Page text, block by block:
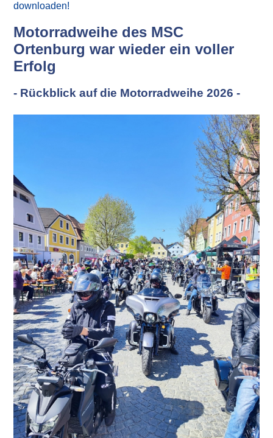
downloaden!
Motorradweihe des MSC
Ortenburg war wieder ein voller
Erfolg
- Rückblick auf die Motorradweihe 2026 -